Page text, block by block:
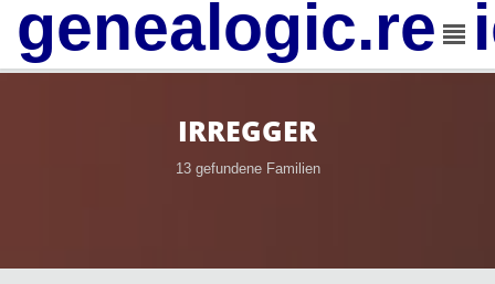
IRREGGER
13 gefundene Familien